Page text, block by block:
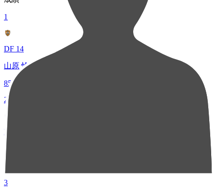
1
DF 14
山原 怜音
85
2
MF 10
野村 直輝
83
3